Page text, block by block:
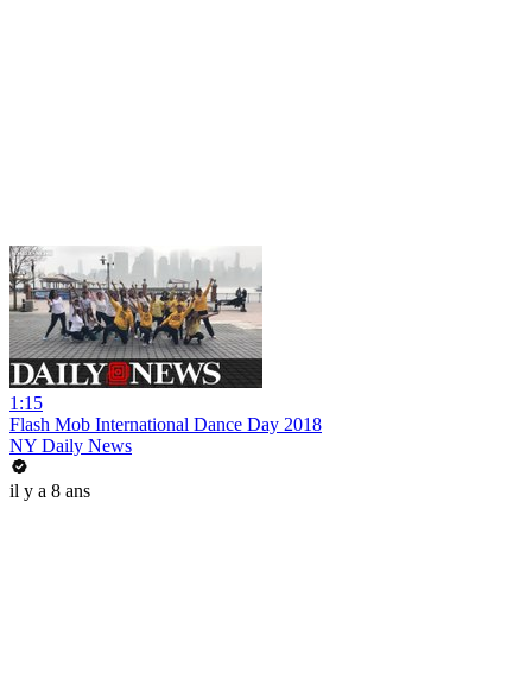
1:15
Flash Mob International Dance Day 2018
NY Daily News
il y a 8 ans